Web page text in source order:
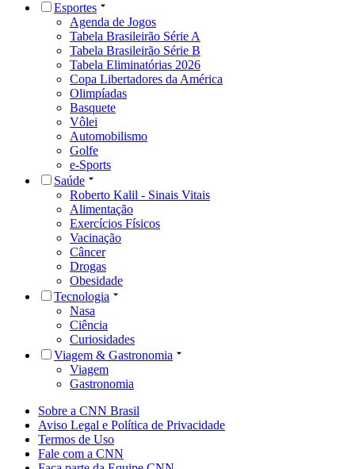
Esportes
Agenda de Jogos
Tabela Brasileirão Série A
Tabela Brasileirão Série B
Tabela Eliminatórias 2026
Copa Libertadores da América
Olimpíadas
Basquete
Vôlei
Automobilismo
Golfe
e-Sports
Saúde
Roberto Kalil - Sinais Vitais
Alimentação
Exercícios Físicos
Vacinação
Câncer
Drogas
Obesidade
Tecnologia
Nasa
Ciência
Curiosidades
Viagem & Gastronomia
Viagem
Gastronomia
Sobre a CNN Brasil
Aviso Legal e Política de Privacidade
Termos de Uso
Fale com a CNN